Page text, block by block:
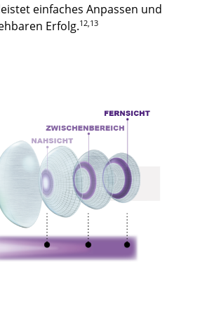
einfaches Anpassen und
Erfolg.12,13